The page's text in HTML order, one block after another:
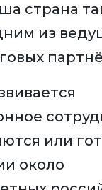
страна
из
или
около